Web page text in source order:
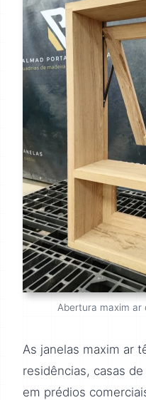
Abertura maxim
As janelas maxim ar
residências, casas
em prédios